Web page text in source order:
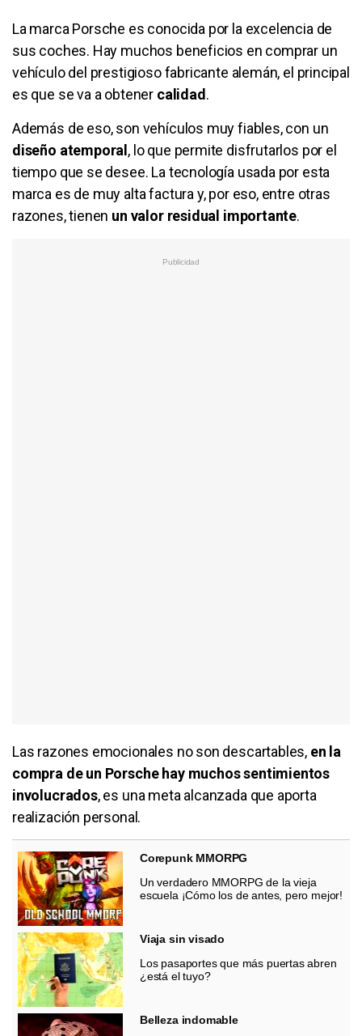
La marca Porsche es conocida por la excelencia de
sus coches. Hay muchos beneficios en comprar un
vehículo del prestigioso fabricante alemán, el principal
es que se va a obtener calidad.
Además de eso, son vehículos muy fiables, con un
diseño atemporal, lo que permite disfrutarlos por el
tiempo que se desee. La tecnología usada por esta
marca es de muy alta factura y, por eso, entre otras
razones, tienen un valor residual importante.
Las razones emocionales no son descartables, en la
compra de un Porsche hay muchos sentimientos
involucrados, es una meta alcanzada que aporta
realización personal.
Corepunk MMORPG
Un verdadero MMORPG de la vieja
escuela ¡Cómo los de antes, pero mejor!
Viaja sin visado
Los pasaportes que más puertas abren
¿está el tuyo?
Belleza indomable